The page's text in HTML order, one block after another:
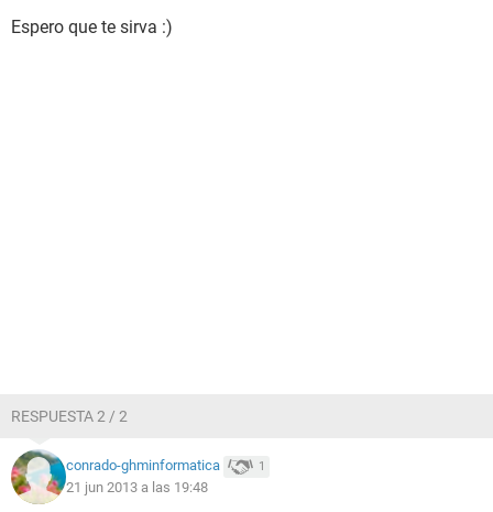
Espero que te sirva :)
RESPUESTA 2 / 2
conrado-ghminformatica 1
21 jun 2013 a las 19:48